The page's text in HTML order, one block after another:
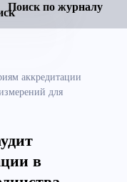
Поиск по журналу
аккредитации
для
в